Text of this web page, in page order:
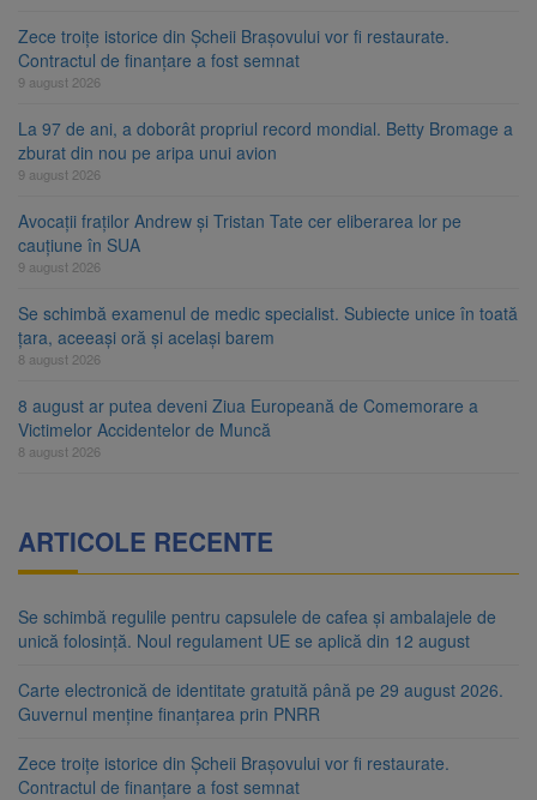
Zece troițe istorice din Șcheii Brașovului vor fi restaurate.
Contractul de finanțare a fost semnat
9 august 2026
La 97 de ani, a doborât propriul record mondial. Betty Bromage a
zburat din nou pe aripa unui avion
9 august 2026
Avocații fraților Andrew și Tristan Tate cer eliberarea lor pe
cauțiune în SUA
9 august 2026
Se schimbă examenul de medic specialist. Subiecte unice în toată
țara, aceeași oră și același barem
8 august 2026
8 august ar putea deveni Ziua Europeană de Comemorare a
Victimelor Accidentelor de Muncă
8 august 2026
ARTICOLE RECENTE
Se schimbă regulile pentru capsulele de cafea și ambalajele de
unică folosință. Noul regulament UE se aplică din 12 august
Carte electronică de identitate gratuită până pe 29 august 2026.
Guvernul menține finanțarea prin PNRR
Zece troițe istorice din Șcheii Brașovului vor fi restaurate.
Contractul de finanțare a fost semnat